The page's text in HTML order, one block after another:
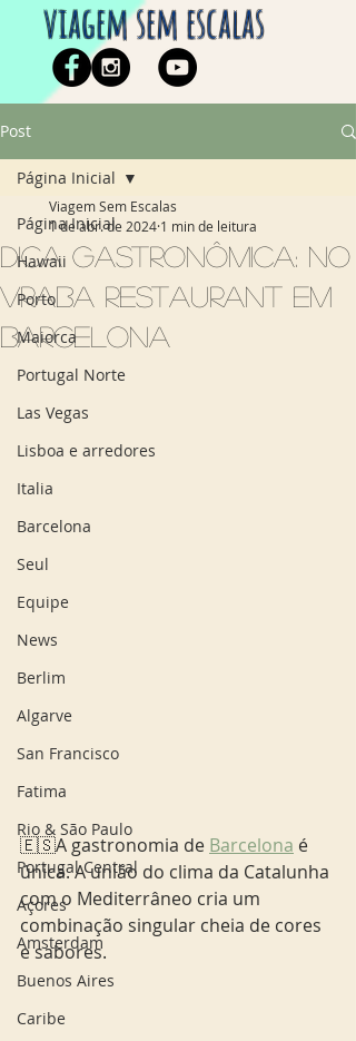
viagem sem escalas
Post
Página Inicial
Hawaii
Porto
Maiorca
Portugal Norte
Las Vegas
Lisboa e arredores
Italia
Barcelona
Seul
Equipe
News
Berlim
Algarve
San Francisco
Fatima
Rio & São Paulo
Portugal Central
Açores
Amsterdam
Buenos Aires
Caribe
Página Inicial
Dica gastronômica: No
Vraba Restaurant em
Barcelona
Viagem Sem Escalas
1 de abr. de 2024 1 min de leitura
🇪🇸A gastronomia de Barcelona é
única. A união do clima da Catalunha
com o Mediterrâneo cria um
combinação singular cheia de cores
e sabores.